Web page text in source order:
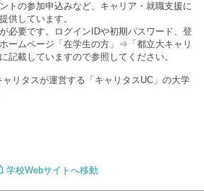
トの参加申込みなど、キャリア・就職支援に
供しています。
必要です。ログインIDや初期パスワード、登
ームページ「在学生の方」⇒「都立大キャリ
記載していますので参照してください。
リタスが運営する「キャリタスUC」の大学
学校Webサイトへ移動